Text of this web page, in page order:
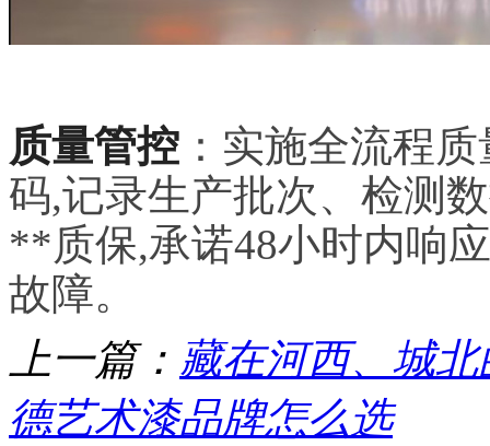
质量管控 ：实施全流程
码,记录生产批次、检测
**质保,承诺48小时内响
故障。
上一篇： 藏在河西、城
德艺术漆品牌怎么选